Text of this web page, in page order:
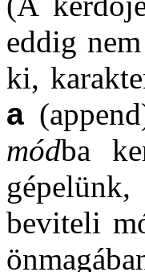
eddig
ki,
a
módba
beviteli